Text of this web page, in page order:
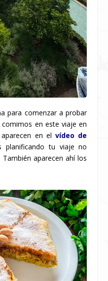
para comenzar a probar
comimos en este viaje en
en el vídeo de
planificando tu viaje no
aparecen ahí los